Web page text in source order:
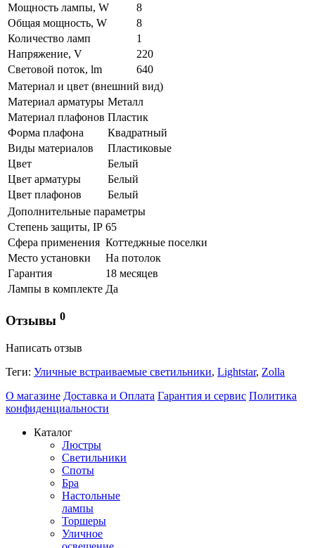
Мощность лампы, W
8
Общая мощность, W
8
Количество ламп
1
Напряжение, V
220
Световой поток, lm
640
Материал и цвет (внешний вид)
Материал арматуры Металл
Материал плафонов Пластик
Форма плафона
Квадратный
Виды материалов
Пластиковые
Цвет
Белый
Цвет арматуры
Белый
Цвет плафонов
Белый
Дополнительные параметры
Степень защиты, IP 65
Сфера применения Коттеджные поселки
Место установки
На потолок
Гарантия
18 месяцев
Лампы в комплекте Да
Отзывы 0
Написать отзыв
Теги: Уличные встраиваемые светильники, Lightstar, Zolla
О магазине Доставка и Оплата Гарантия и сервис Политика
конфиденциальности
Каталог
Люстры
Светильники
Споты
Бра
Настольные
лампы
Торшеры
Уличное